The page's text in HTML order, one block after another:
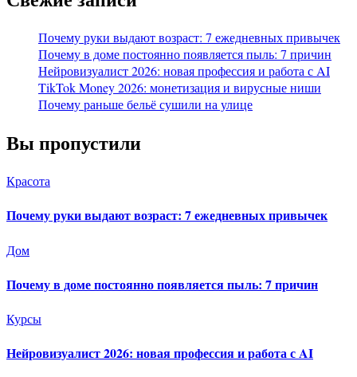
Почему руки выдают возраст: 7 ежедневных привычек
Почему в доме постоянно появляется пыль: 7 причин
Нейровизуалист 2026: новая профессия и работа с AI
TikTok Money 2026: монетизация и вирусные ниши
Почему раньше бельё сушили на улице
Вы пропустили
Красота
Почему руки выдают возраст: 7 ежедневных привычек
Дом
Почему в доме постоянно появляется пыль: 7 причин
Курсы
Нейровизуалист 2026: новая профессия и работа с AI